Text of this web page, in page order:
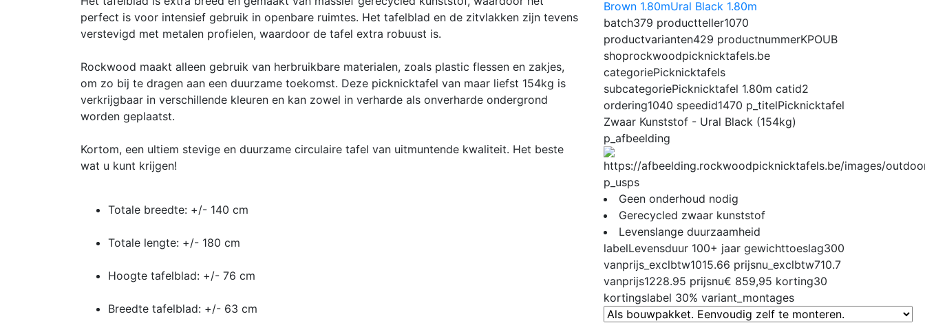
perfect is voor intensief gebruik in openbare ruimtes. Het tafelblad en de zitvlakken zijn tevens
verstevigd met metalen profielen, waardoor de tafel extra robuust is.
Rockwood maakt alleen gebruik van herbruikbare materialen, zoals plastic flessen en zakjes,
om zo bij te dragen aan een duurzame toekomst. Deze picknicktafel van maar liefst 154kg is
verkrijgbaar in verschillende kleuren en kan zowel in verharde als onverharde ondergrond
worden geplaatst.
Kortom, een ultiem stevige en duurzame circulaire tafel van uitmuntende kwaliteit. Het beste
wat u kunt krijgen!
Totale breedte: +/- 140 cm
Totale lengte: +/- 180 cm
Hoogte tafelblad: +/- 76 cm
Breedte tafelblad: +/- 63 cm
Brown 1.80mUral Black 1.80m
batch379 productteller1070
productvarianten429 productnummerKPOUB
shoprockwoodpicknicktafels.be
categoriePicknicktafels
subcategoriePicknicktafel 1.80m catid2
ordering1040 speedid1470 p_titelPicknicktafel
Zwaar Kunststof - Ural Black (154kg)
p_afbeelding
p_usps
Geen onderhoud nodig
Gerecycled zwaar kunststof
Levenslange duurzaamheid
labelLevensduur 100+ jaar gewichttoeslag300
vanprijs_exclbtw1015.66 prijsnu_exclbtw710.7
vanprijs1228.95 prijsnu€ 859,95 korting30
kortingslabel 30% variant_montages